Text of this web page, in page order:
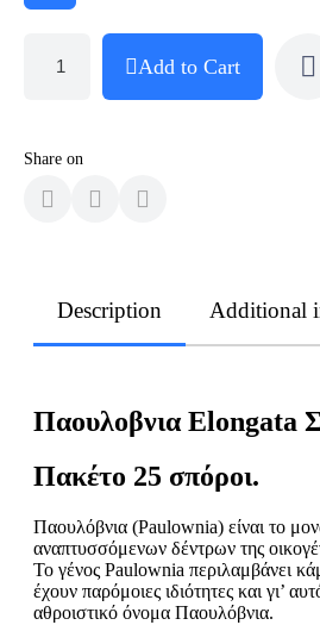
Add to Cart
Share on
Description Additional
Παουλοβνια Elongata
Πακέτο 25 σπόροι.
Παουλόβνια (Paulownia) είναι το
αναπτυσσόμενων δέντρων της
Το γένος Paulownia περιλαμβάνει
έχουν παρόμοιες ιδιότητες και γι’
αθροιστικό όνομα Παουλόβνια.